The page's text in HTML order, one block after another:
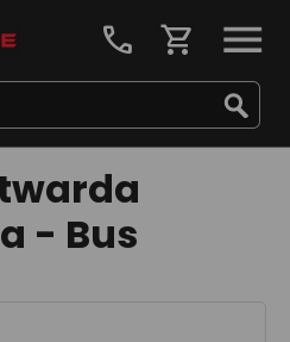
call shopping_cart
- Bus